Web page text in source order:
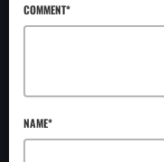
COMMENT*
NAME*